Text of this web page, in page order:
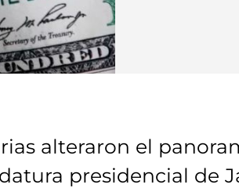
alteraron el
presidencial de